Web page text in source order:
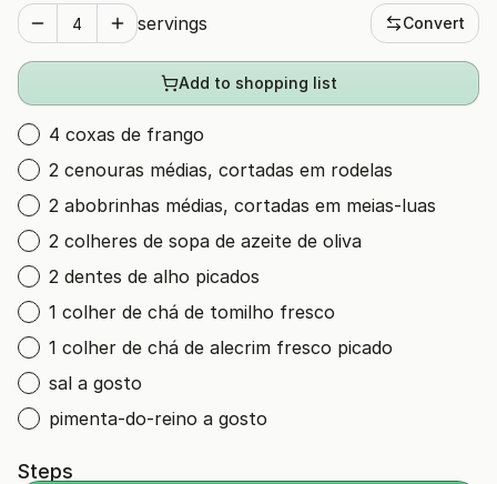
servings Convert
Add to shopping list
4 coxas de frango
2 cenouras médias, cortadas em rodelas
2 abobrinhas médias, cortadas em meias-luas
2 colheres de sopa de azeite de oliva
2 dentes de alho picados
1 colher de chá de tomilho fresco
1 colher de chá de alecrim fresco picado
sal a gosto
pimenta-do-reino a gosto
Steps